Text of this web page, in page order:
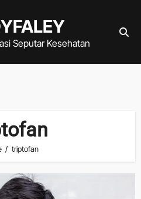
Seputar Kesehatan
triptofan